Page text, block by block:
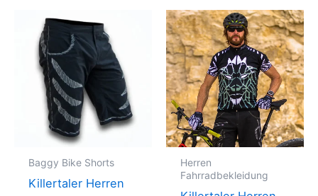
Baggy Bike Shorts
Killertaler Herren
Herren
Fahrradbekleidung